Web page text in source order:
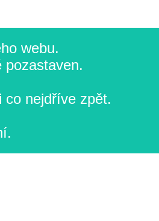
webu.
pozastaven.
co nejdříve zpět.